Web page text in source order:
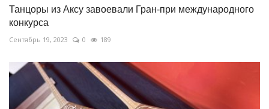
Танцоры из Аксу завоевали Гран-при международного
конкурса
Сентябрь 19, 2023 0 189